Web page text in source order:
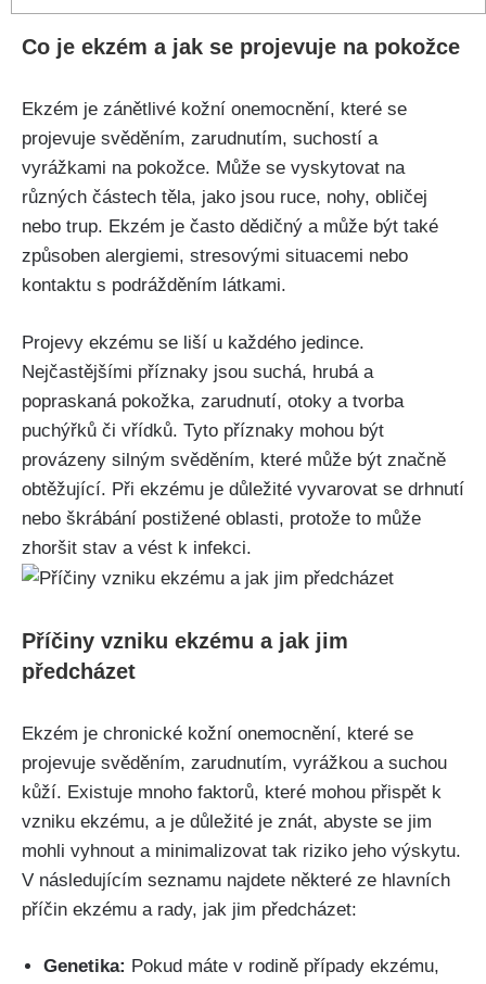
Co je ekzém a jak se projevuje na pokožce
Ekzém je zánětlivé kožní ‍onemocnění, které se
projevuje svěděním, zarudnutím, suchostí a
vyrážkami na pokožce. Může se vyskytovat na
‌různých částech těla, jako jsou ⁤ruce, nohy,​ obličej
nebo trup. Ekzém je často dědičný a​ může být také
způsoben alergiemi, stresovými situacemi nebo
kontaktu s podrážděním látkami.
Projevy ekzému se liší u každého jedince.
Nejčastějšími příznaky jsou suchá, ‍hrubá a⁤
popraskaná pokožka, zarudnutí, otoky a tvorba
puchýřků či vřídků. Tyto příznaky mohou‌ být
provázeny silným svěděním, které může být značně
obtěžující. Při ekzému je důležité vyvarovat se drhnutí
nebo škrábání postižené oblasti, protože to může‌
zhoršit stav ⁣a vést k infekci.
Příčiny vzniku ekzému a jak jim
předcházet
Ekzém je chronické kožní onemocnění, které ‌se
projevuje svěděním, zarudnutím, vyrážkou a suchou
kůží. Existuje mnoho faktorů, ‌které ‍mohou přispět k
vzniku ekzému,‍ a je ⁢důležité je znát, abyste se ​jim
mohli vyhnout a minimalizovat tak riziko jeho ⁣výskytu.
V následujícím seznamu najdete některé ze hlavních
příčin ekzému a rady, jak jim předcházet:
Genetika: Pokud máte v rodině případy‍ ekzému,